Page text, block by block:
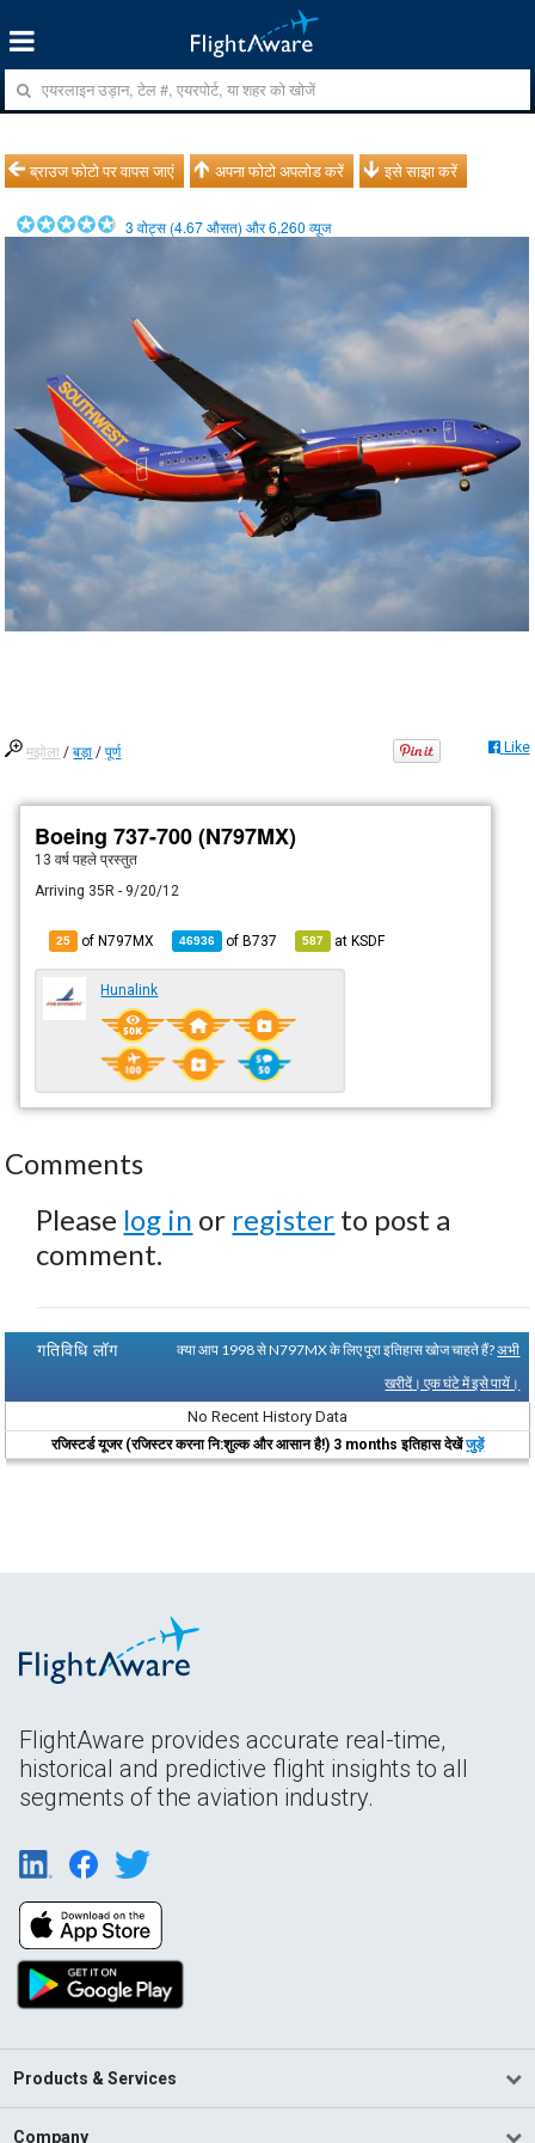
ब्राउज फोटो पर वापस जाएं अपना फोटो अपलोड करें इसे साझा करें
3 वोट्स (4.67औसत) और6,260 व्यूज
मझोला /बड़ा /पूर्ण Like
Boeing 737-700 (N797MX)
13 वर्ष पहले प्रस्तुत
Arriving 35R - 9/20/12
25 of N797MX 46936 ofB737 587 atKSDF
Hunalink
Comments
Please log in or register to post a
comment.
गतिविधि लॉग क्या आप 1998 से N797MX के लिए पूरा इतिहास खोज चाहते हैं?अभी
खरीदें। एक घंटे में इसे पायें।
No Recent History Data
रजिस्टर्ड यूजर (रजिस्टर करना नि:शुल्क और आसान है!) 3 months इतिहास देखेंजुड़ें
FlightAware provides accurate real-time,
historical and predictive flight insights to all
segments of the aviation industry.
Products & Services
Company